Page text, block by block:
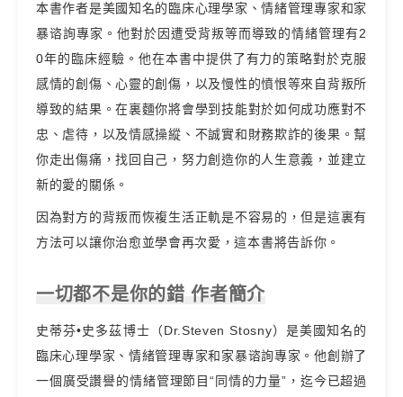
本書作者是美國知名的臨床心理學家、情緒管理專家和家
暴谘詢專家。他對於因遭受背叛等而導致的情緒管理有2
0年的臨床經驗。他在本書中提供了有力的策略對於克服
感情的創傷、心靈的創傷，以及慢性的憤恨等來自背叛所
導致的結果。在裏麵你將會學到技能對於如何成功應對不
忠、虐待，以及情感操縱、不誠實和財務欺詐的後果。幫
你走出傷痛，找回自己，努力創造你的人生意義，並建立
新的愛的關係。
因為對方的背叛而恢複生活正軌是不容易的，但是這裏有
方法可以讓你治愈並學會再次愛，這本書將告訴你。
一切都不是你的錯 作者簡介
史蒂芬•史多茲博士（Dr.Steven Stosny）是美國知名的
臨床心理學家、情緒管理專家和家暴谘詢專家。他創辦了
一個廣受讚譽的情緒管理節目“同情的力量”，迄今已超過